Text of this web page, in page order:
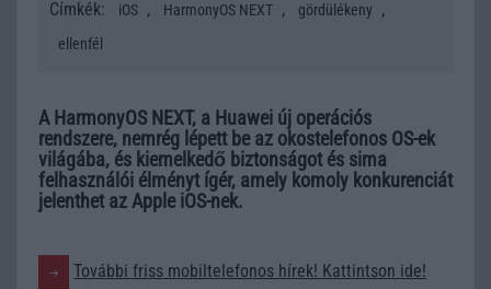
Címkék:
iOS , HarmonyOS NEXT , gördülékeny ,
ellenfél
A HarmonyOS NEXT, a Huawei új operációs
rendszere, nemrég lépett be az okostelefonos OS-ek
világába, és kiemelkedő biztonságot és sima
felhasználói élményt ígér, amely komoly konkurenciát
jelenthet az Apple iOS-nek.
További friss mobiltelefonos hírek! Kattintson ide!